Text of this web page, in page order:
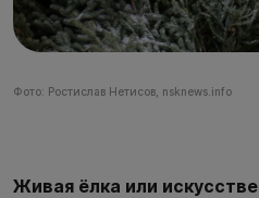
Фото: Ростислав Нетисов, nsknews.info
Живая ёлка или